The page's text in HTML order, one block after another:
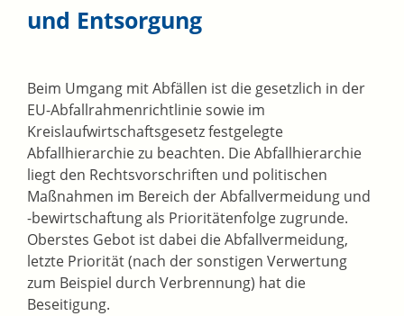
und Entsorgung
Beim Umgang mit Abfällen ist die gesetzlich in der
EU-Abfallrahmenrichtlinie sowie im
Kreislaufwirtschaftsgesetz festgelegte
Abfallhierarchie zu beachten. Die Abfallhierarchie
liegt den Rechtsvorschriften und politischen
Maßnahmen im Bereich der Abfallvermeidung und
-bewirtschaftung als Prioritätenfolge zugrunde.
Oberstes Gebot ist dabei die Abfallvermeidung,
letzte Priorität (nach der sonstigen Verwertung
zum Beispiel durch Verbrennung) hat die
Beseitigung.